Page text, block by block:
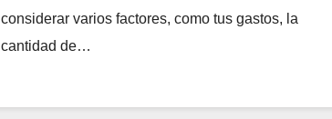
considerar varios factores, como tus gastos, la
cantidad de…